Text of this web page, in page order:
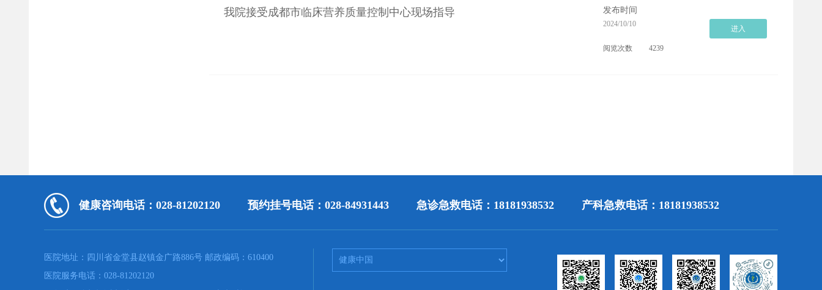
我院接受成都市临床营养质量控制中心现场指导 发布时间
2024/10/10
阅览次数 4239
进入
健康咨询电话：028-81202120 预约挂号电话：028-84931443 急诊急救电话：18181938532 产科急救电话：18181938532
医院地址：四川省金堂县赵镇金广路886号 邮政编码：610400
医院服务电话：028-81202120